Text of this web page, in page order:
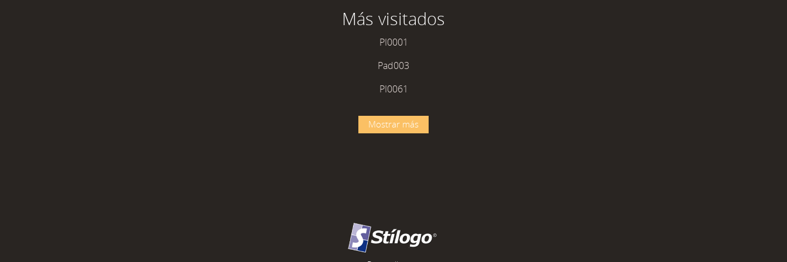
Más visitados
PI0001
Pad003
PI0061
Mostrar más